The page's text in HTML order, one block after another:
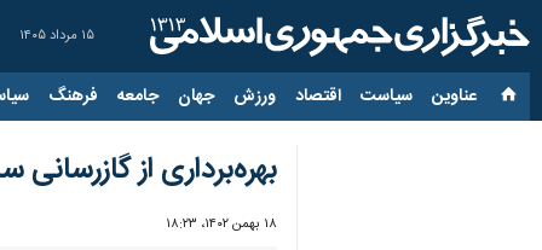
۱۵ مرداد ۱۴۰۵
عناوین‌ سیاست اقتصاد ورزش جهان جامعه فرهنگ
بهره‌برداری از
۱۸ بهمن ۱۴۰۲، ۱۸:۲۳